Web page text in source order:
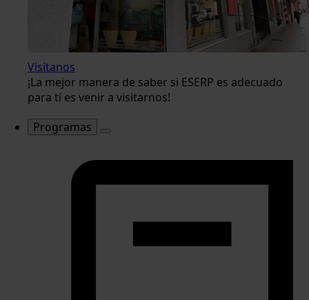
Visítanos
¡La mejor manera de saber si ESERP es adecuado
para tí es venir a visitarnos!
Programas